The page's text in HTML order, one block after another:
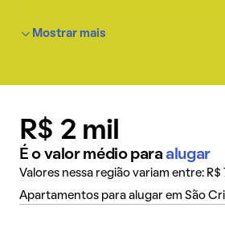
Mostrar mais
R$ 2 mil
É o valor médio para alugar
Valores nessa região variam entre: R$
Apartamentos para alugar em São